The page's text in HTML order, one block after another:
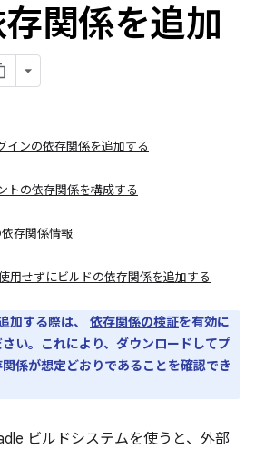
関係を追加
インの依存関係を追加する
トの依存関係を構成する
存関係情報
用せずにビルドの依存関係を追加する
加する際は、 依存関係の検証を有効に
い。これにより、ダウンロードしてプ
係が想定どおりであることを確認でき
ビルドシステムを使うと、外部